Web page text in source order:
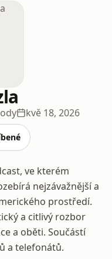
kvě 18, 2026
ve kterém
nejzávažnější a
prostředí.
a citlivý rozbor
a oběti. Součástí
a telefonátů.